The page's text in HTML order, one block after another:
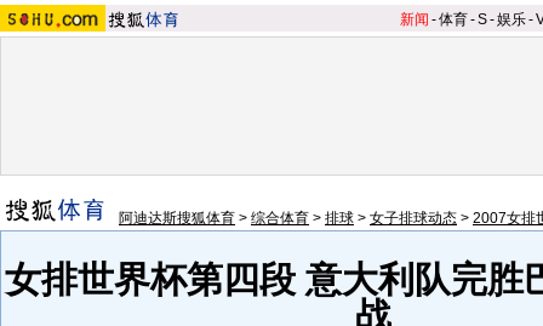
新闻 -体育-S-娱乐-
阿迪达斯搜狐体育 > 综合体育 > 排球 > 女子排球动态 > 2007女排
女排世界杯第四段 意大利队完胜
战